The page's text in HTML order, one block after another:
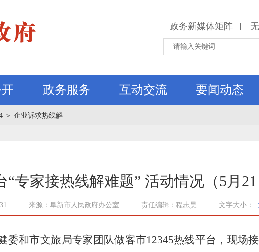
政务新媒体矩阵 |
政务服务 互动交流 要闻动态
＞ 企业诉求热线解
“专家接热线解难题” 活动情况（5月21
来源：阜新市人民政府办公室 责任编辑：程志昊 文字大小：
委和市文旅局专家团队做客市12345热线平台，现场